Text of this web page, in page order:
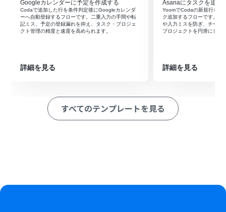
最後に、オペレーションでGoogle スプレッドシートを選
択し、「レコードを追加する」アクションを設定して、
Codaの情報を指定のシートに追加します
ション
合に処理を実行するか、という条件を任意で設定してく
ださい
Google スプレッドシートへレコードを追加するアクショ
トリガーは5分、10分、15分、30分、60分の間隔で起動
Googleカレンダーに予定を作成する
Codaで追加した行を条件判定後にGoogleカレンダ
ーへ自動登録するフローです。二重入力の手間や転
記ミス、予定の登録漏れを抑え、タスク・プロジェ
クト管理の精度と速度を高められます。
詳細を見る
Asanaにタスクを追加
YoomでCodaの新規行を検
ク追加するフローです。二
や入力ミスを防ぎ、チーム
プロジェクトを円滑にしま
詳細を見る
すべてのテンプレートを見る